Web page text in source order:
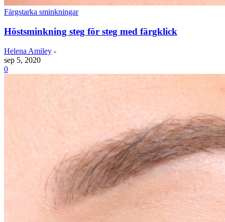
Färgstarka sminkningar
Höstsminkning steg för steg med färgklick
Helena Amiley -
sep 5, 2020
0